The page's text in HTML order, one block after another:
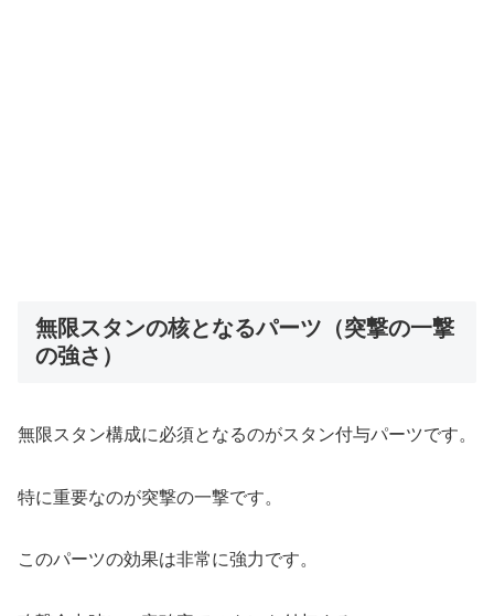
無限スタンの核となるパーツ（突撃の一撃
の強さ）
無限スタン構成に必須となるのがスタン付与パーツです。
特に重要なのが突撃の一撃です。
このパーツの効果は非常に強力です。